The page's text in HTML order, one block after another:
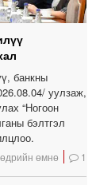
банкны
уулзаж,
“Ногоон
бэлтгэл
өмнө 1